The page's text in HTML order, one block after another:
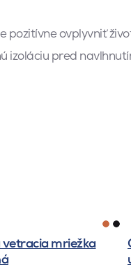
ovplyvniť
izoláciu pred
mriežka